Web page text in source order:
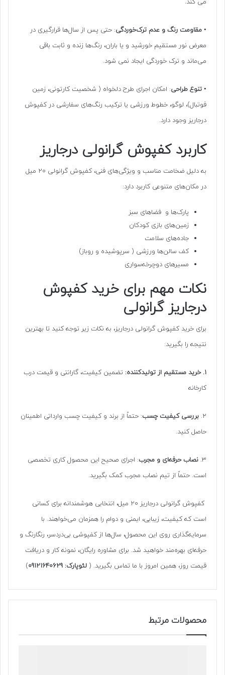
می کند.
• مقاومت رنگ و عدم ترک‌خوردگی: حتی پس از سال‌ها قرارگیری در
معرض نور مستقیم خورشید و یا باران، رنگ‌ها زنده و ثابت باقی
می‌ماند و ترک خوردگی ایجاد نمی شود.
• تنوع طراحی: امکان اجرای طرح‌ دلخواه ( شخصیت کارتونی، زمین
فوتبال)، لوگو، خطوط ورزشی یا ترکیب رنگ‌های سفارشی در کفپوش
درجاریز وجود دارد.
کاربرد کفپوش گرانولی درجاریز
به دلیل ضخامت مناسب و ویژگی‌های فنی، کفپوش گرانولی ۲۰ میل
در مکان‌های متنوعی کاربرد دارد:
پارک‌ها و فضاهای سبز
زمین‌های بازی کودکان
جاده‌های سلامت
کف سالن‌ها ورزشی ( سرپوشیده و روباز)
مسیرهای دوچرخه‌سواری
نکات مهم برای خرید کفپوش
درجاریز گرانولی
برای خرید کفپوش گرانولی درجاریز، به نکات زیر توجه کنید تا بهترین
نتیجه را بگیرید:
۱. خرید مستقیم از تولیدکننده:
تضمین کیفیت، گارانتی و قیمت درب
کارخانه
۲. بررسی کیفیت چسب: حتماً از برند و کیفیت چسب وارداتی اطمینان
حاصل کنید.
۳. نصاب حرفه‌ای و مجرب: اجرای صحیح این محصول کاری تخصصی
است. حتماً از تیم نصاب مجرب کمک بگیرید.
کفپوش گرانولی درجاریز ۲۰ میل، انتخابی هوشمندانه برای کسانی
است که کیفیت، زیبایی، ایمنی و دوام را همزمان می‌خواهند. با
سرمایه‌گذاری روی این محصول، سال‌ها از کفپوشی بی‌دردسر، رنگارنگ و
حرفه‌ای بهره‌مند خواهید شد. برای مشاوره رایگان، نمونه کار و دریافت
قیمت روز، همین امروز با ما تماس بگیرید. ( لئوپارک: 09121640629 )
محصولات مرتبط